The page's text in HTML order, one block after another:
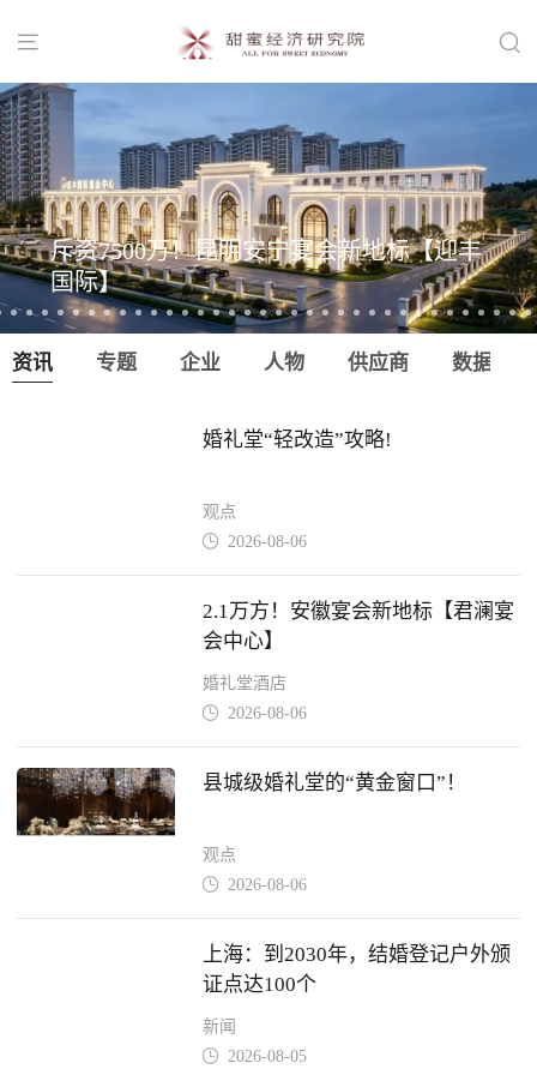
 
斥资7500万！昆明安宁宴会新地标【迎丰
国际】
资讯 专题 企业 人物 供应商 数据
婚礼堂“轻改造”攻略!
观点
 2026-08-06
2.1万方！安徽宴会新地标【君澜宴
会中心】
婚礼堂酒店
 2026-08-06
县城级婚礼堂的“黄金窗口”！
观点
 2026-08-06
上海：到2030年，结婚登记户外颁
证点达100个
新闻
 2026-08-05